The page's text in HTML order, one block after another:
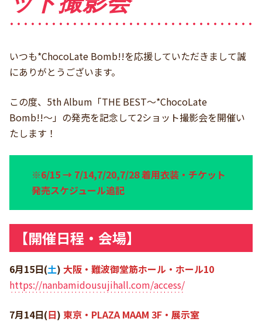
いつも*ChocoLate Bomb!!を応援していただきまして誠
にありがとうございます。
この度、5th Album「THE BEST〜*ChocoLate
Bomb!!〜」の発売を記念して2ショット撮影会を開催い
たします！
※6/15 → 7/14,7/20,7/28 着用衣装・チケット
発売スケジュール追記
【開催日程・会場】
6月15日(土) 大阪・難波御堂筋ホール・ホール10
https://nanbamidousujihall.com/access/
7月14日(日) 東京・PLAZA MAAM 3F・展示室